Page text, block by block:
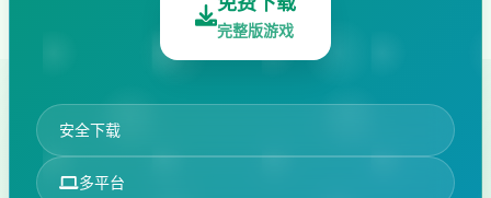
完整版游戏
安全下载
多平台